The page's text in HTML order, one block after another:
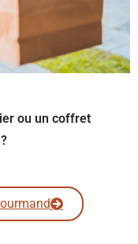
ou un coffret